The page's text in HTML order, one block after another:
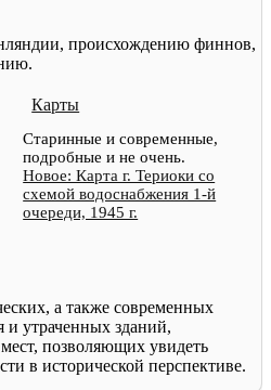
происхождению финнов,
Карты
Старинные и современные,
подробные и не очень.
Новое: Карта г. Териоки со
схемой водоснабжения 1-й
очереди, 1945 г.
а также современных
утраченных зданий,
позволяющих увидеть
в исторической перспективе.